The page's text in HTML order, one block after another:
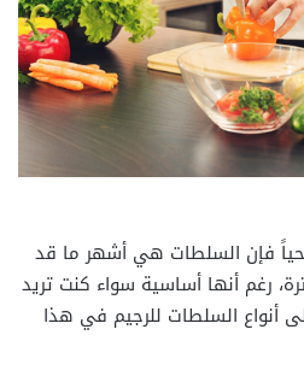
فإن السلطات هي أشهر ما قد
رغم أنها أساسية سواء كنت تريد
أنواع السلطات للرجيم في هذا